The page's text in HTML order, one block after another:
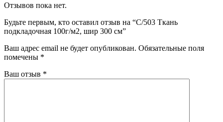
Отзывов пока нет.
Будьте первым, кто оставил отзыв на “C/503 Ткань
подкладочная 100г/м2, шир 300 см”
Ваш адрес email не будет опубликован. Обязательные поля
помечены *
Ваш отзыв *